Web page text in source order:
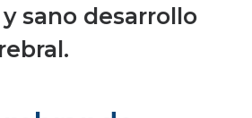
sano desarrollo